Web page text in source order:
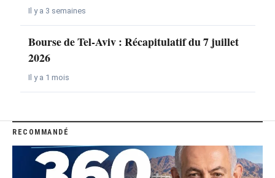
Il y a 3 semaines
Bourse de Tel-Aviv : Récapitulatif du 7 juillet
2026
Il y a 1 mois
RECOMMANDÉ